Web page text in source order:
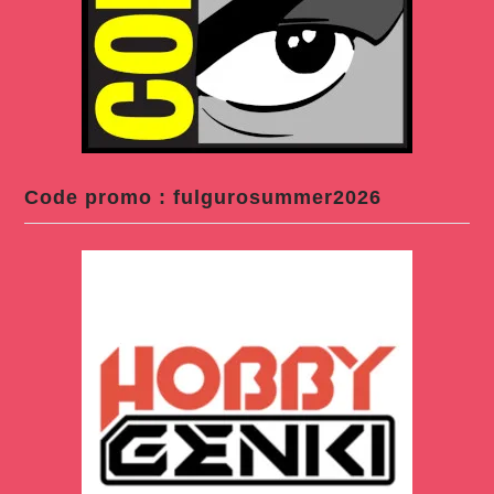
Code promo : fulgurosummer2026